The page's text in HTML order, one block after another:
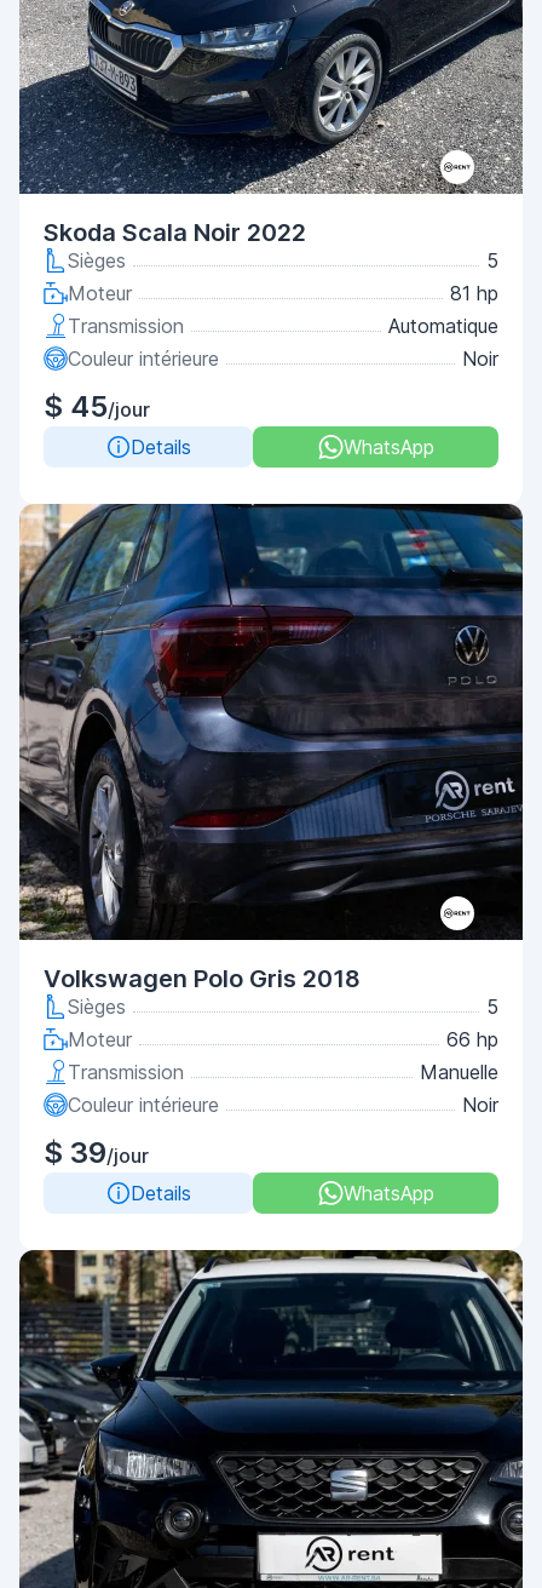
Skoda Scala Noir 2022
Sièges
5
Moteur
81 hp
Transmission
Automatique
Couleur intérieure
Noir
$ 45/jour
Details
WhatsApp
Volkswagen Polo Gris 2018
Sièges
5
Moteur
66 hp
Transmission
Manuelle
Couleur intérieure
Noir
$ 39/jour
Details
WhatsApp